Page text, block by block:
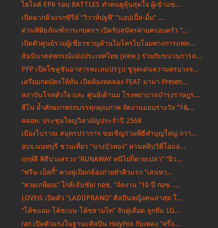
ไฮไลต์ EP6 รอบ BATTLES ทำคนดูลุ้นสุดใจ ผู้เข้าแข่...
เปิดฉากคิวแรกซีรีส์ “วิวาห์ปฐพี” “แอปเปิ้ล-มิ้ม” ...
ด่วนพิพิธภัณฑ์การเกษตรฯ เปิดรับสมัครค่ายครอบครัว “...
เปิดตัวศูนย์รวมผู้เชี่ยวชาญด้านไมโครไบโอมทางการแพท...
สันนิบาตสหกรณ์แห่งประเทศไทย (สสท.) ร่วมกับขบวนการส...
PFP เปิดโซลูชันอาหารทะเลแปรรูป ชูจุดเด่นความครบวงจ...
เตรียมกดบัตรให้ทัน เปิดห้องทดลอง FEAT มาม่า Presen...
สถาบันโรคหัวใจ และ ศูนย์เต้านม โรงพยาบาลบำรุงราษฎร...
ฮีโน่ ย้ำศักยภาพรถบรรทุกคุณภาพ จัดงานมอบรางวัล “1&...
สสอท. ประชุมใหญ่วิสามัญประจำปี 2568
เมืองโบราณ สมุทรปราการ ขอเชิญร่วมพิธีทำบุญใหญ่ ถวา...
อบจ.นนทบุรี ชวนเที่ยว "บางบัวทอง" ผ่านคลิปวิดีโอแล...
ฤกษ์ดี พิธีบวงสรวง “RUNAWAY หนีไปก็ตายเปล่า” “มิว...
“ฟรีน-เบ็คกี้” ควงคู่เปิดกล้องถ่ายทำคิวแรก “เสน่หา...
“หวยเกษียณ” ใกล้เส้นชัย! กอช. “จัดงาน “10 ปี กอช. ...
LOVEiS เปิดตัว “LADIIPRANG” ศิลปินหญิงคนล่าสุด ใ...
“โค้ชแอม-โค้ชเบน-โค้ชธามไท” จับคู่เดือด ลูกทีม LG...
rari เปิดตัวแรงในฐานะศิลปิน HolyFox กับเพลง “ครึ่ง...